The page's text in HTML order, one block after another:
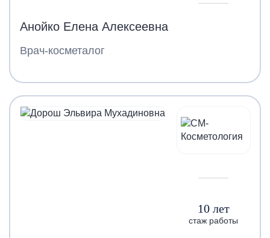
Анойко Елена Алексеевна
Врач-косметалог
10 лет
стаж работы